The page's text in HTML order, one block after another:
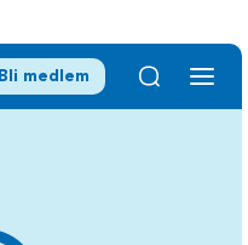
Bli medlem